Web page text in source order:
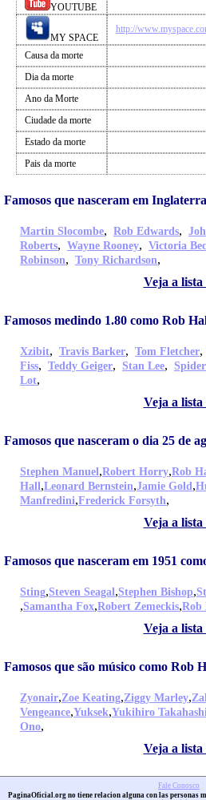
YOUTUBE
MY SPACE
http://
Causa da morte
Dia da morte
Ano da Morte
Ciudade da morte
Estado da morte
Pais da morte
Famosos que nasceram em
Martin Slocombe, Rob Edwards,
Roberts, Wayne Rooney, Victoria
Robinson, Tony Richardson,
Veja a lista
Famosos medindo 1.80 como Rob
Xzibit, Travis Barker, Tom Fletcher,
Fiss, Teddy Geiger, Stan Lee,
Lot,
Veja a lista
Famosos que nasceram o dia 25 de
Stephen Manuel,Robert Horry,Rob
Hall,Leonard Bernstein,Jamie Gold,
Manfredini,Frederick Forsyth,
Veja a lista
Famosos que nasceram em 1951
Sting,Steven Seagal,Stephen Bishop,
,Samantha Fox,Robert Zemeckis,Rob
Veja a lista
Famosos que são músico como Rob
Zyonair,Zoe Keating,Ziggy Marley,
Vengeance,Yuksek,Yukihiro
Ono,
Veja a lista
Fale Conosco
PaginaOficial.org no tiene relacion alguna con las personas